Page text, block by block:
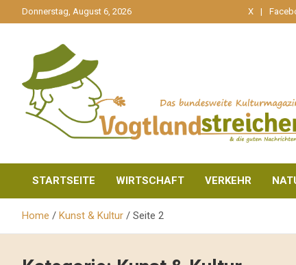
zum
Donnerstag, August 6, 2026 X
Vogtlandstreicher
STARTSEITE WIRTSCHAFT VERKEHR
Home Kunst & Kultur Seite 2